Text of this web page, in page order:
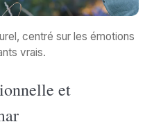
centré sur les émotions
vrais.
et